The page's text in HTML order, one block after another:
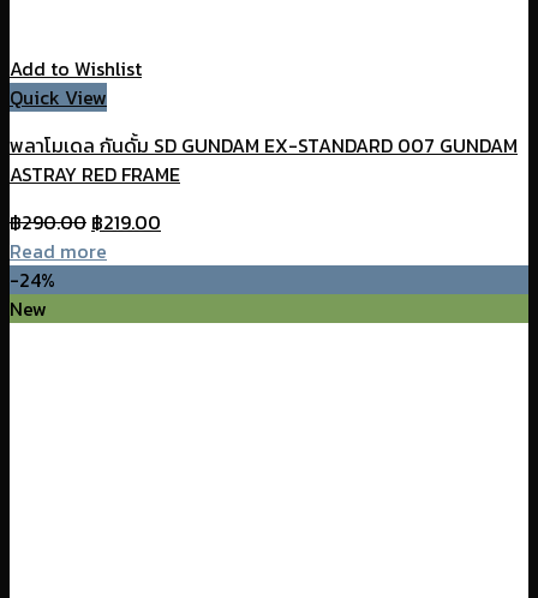
Add to Wishlist
Quick View
พลาโมเดล กันดั้ม SD GUNDAM EX-STANDARD 007 GUNDAM
ASTRAY RED FRAME
฿290.00 Original
price
฿219.00
Read more
-24%
New